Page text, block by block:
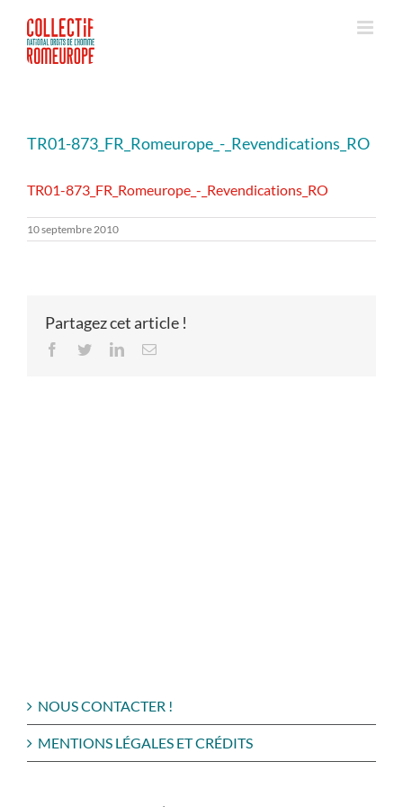
contenu
TR01-873_FR_Romeurope_-_Revendications_RO
TR01-873_FR_Romeurope_-_Revendications_RO
10 septembre 2010
Partagez cet article !
Facebook
TwitterLinkedInEmail
NOUS CONTACTER !
MENTIONS LÉGALES ET CRÉDITS